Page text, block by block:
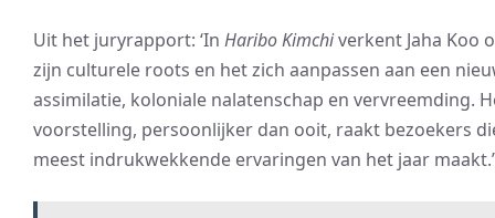
Uit het juryrapport: ‘In Haribo Kimchiverkent Jaha Koo
zijn culturele roots en het zich aanpassen aan een
assimilatie, koloniale nalatenschap en vervreemding.
voorstelling, persoonlijker dan ooit, raakt bezoekers
meest indrukwekkende ervaringen van het jaar maakt.’